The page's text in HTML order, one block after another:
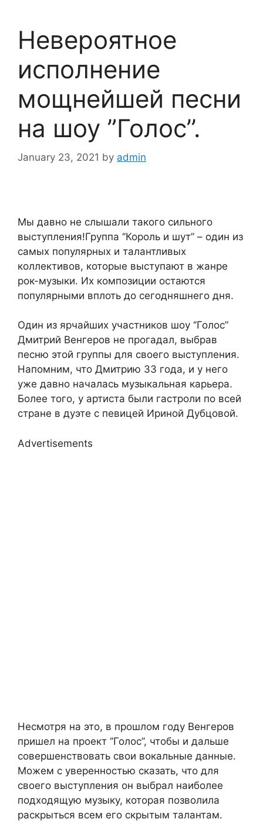
Невероятное
исполнение
мощнейшей песни
на шоу ”Голос’’.
January 23, 2021 by admin
Мы давно не слышали такого сильного
выступления!Группа ‘’Король и шут’’ – один из
самых популярных и талантливых
коллективов, которые выступают в жанре
рок-музыки. Их композиции остаются
популярными вплоть до сегодняшнего дня.
Один из ярчайших участников шоу ‘’Голос”
Дмитрий Венгеров не прогадал, выбрав
песню этой группы для своего выступления.
Напомним, что Дмитрию 33 года, и у него
уже давно началась музыкальная карьера.
Более того, у артиста были гастроли по всей
стране в дуэте с певицей Ириной Дубцовой.
Advertisements
Несмотря на это, в прошлом году Венгеров
пришел на проект ‘’Голос’’, чтобы и дальше
совершенствовать свои вокальные данные.
Можем с уверенностью сказать, что для
своего выступления он выбрал наиболее
подходящую музыку, которая позволила
раскрыться всем его скрытым талантам.